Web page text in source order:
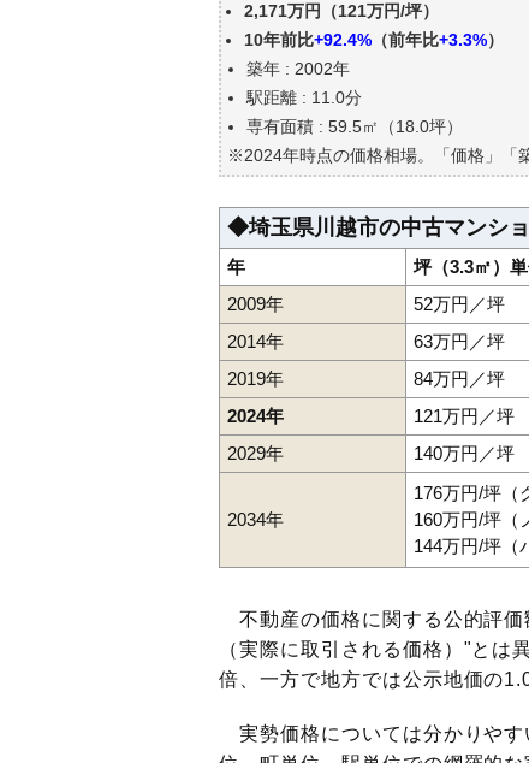
公示地価はいくら
エリアの将来性を人口予想から
自分の年収でいくらの不動産が
2,171万円（121万円/坪）
10年前比+92.4% （前年比+3.3%）
築年 : 2002年
駅距離 : 11.0分
専有面積 : 59.5㎡（18.0坪）
※2024年時点の価格相場。「価格」「
◆埼玉県川越市の中古マンシ
年
坪（3.3㎡）
2009年
52万円／坪
2014年
63万円／坪
2019年
84万円／坪
2024年
121万円／坪
2029年
140万円／坪
2034年
176万円/坪（
160万円/坪（
144万円/坪（
不動産の価格に関する公的評価
（実際に取引される価格）"とは
倍、一方で地方では公示地価の
実勢価格については分かりやす